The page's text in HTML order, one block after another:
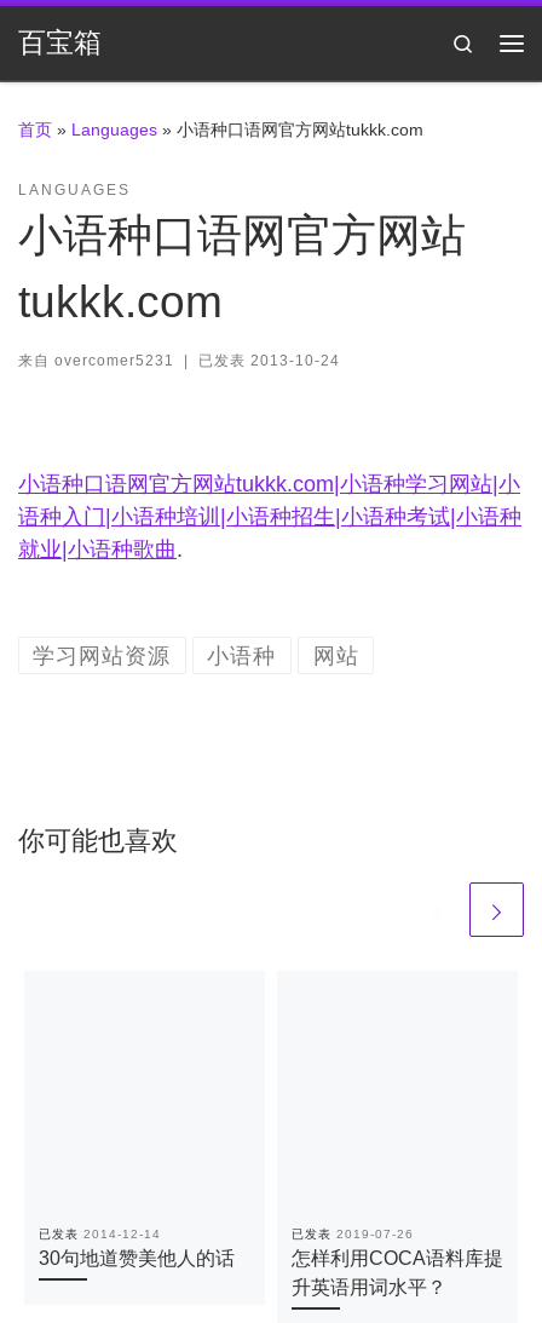
Skip to content
百宝箱
Search
首页 » Languages » 小语种口语网官方网站tukkk.com
LANGUAGES
小语种口语网官方网站
tukkk.com
来自 overcomer5231 | 已发表 2013-10-24
小语种口语网官方网站tukkk.com|小语种学习网站|小
语种入门|小语种培训|小语种招生|小语种考试|小语种
就业|小语种歌曲.
学习网站资源 小语种 网站
你可能也喜欢
已发表 2014-12-14
30句地道赞美他人的话
已发表 2019-07-26
怎样利用COCA语料库提
升英语用词水平？